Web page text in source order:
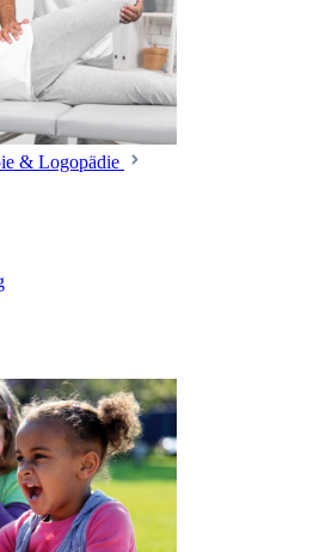
& Logopädie